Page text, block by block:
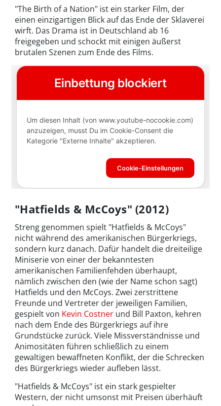
"The Birth of a Nation" ist ein starker Film, der
einen einzigartigen Blick auf das Ende der Sklaverei
wirft. Das Drama ist in Deutschland ab 16
freigegeben und schockt mit einigen äußerst
brutalen Szenen zum Ende des Films.
"Hatfields & McCoys" (2012)
Streng genommen spielt "Hatfields & McCoys"
nicht während des amerikanischen Bürgerkriegs,
sondern kurz danach. Dafür handelt die dreiteilige
Miniserie von einer der bekanntesten
amerikanischen Familienfehden überhaupt,
nämlich zwischen den (wie der Name schon sagt)
Hatfields und den McCoys. Zwei zerstrittene
Freunde und Vertreter der jeweiligen Familien,
gespielt von Kevin Costner und Bill Paxton, kehren
nach dem Ende des Bürgerkriegs auf ihre
Grundstücke zurück. Viele Missverständnisse und
Animositäten führen schließlich zu einem
gewaltigen bewaffneten Konflikt, der die Schrecken
des Bürgerkriegs wieder aufleben lässt.
"Hatfields & McCoys" ist ein stark gespielter
Western, der nicht umsonst mit Preisen überhäuft